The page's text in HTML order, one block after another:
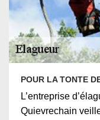
POUR LA TONTE
L’entreprise
Quievrechain